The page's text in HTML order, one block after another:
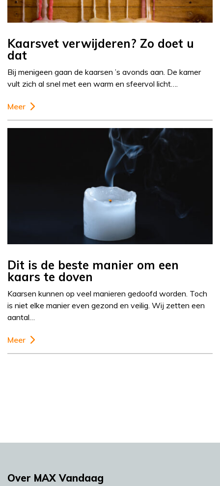
Kaarsvet verwijderen? Zo doet u
dat
Bij menigeen gaan de kaarsen ’s avonds aan. De kamer
vult zich al snel met een warm en sfeervol licht….
Meer
Dit is de beste manier om een
kaars te doven
Kaarsen kunnen op veel manieren gedoofd worden. Toch
is niet elke manier even gezond en veilig. Wij zetten een
aantal…
Meer
Over MAX Vandaag